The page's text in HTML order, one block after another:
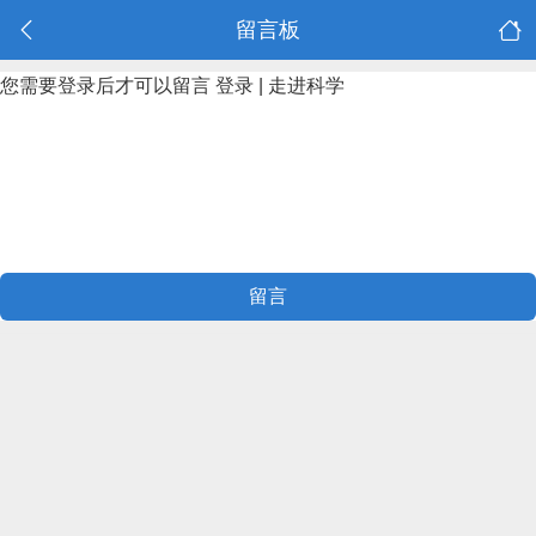
留言板
您需要登录后才可以留言 登录 走进科学
留言